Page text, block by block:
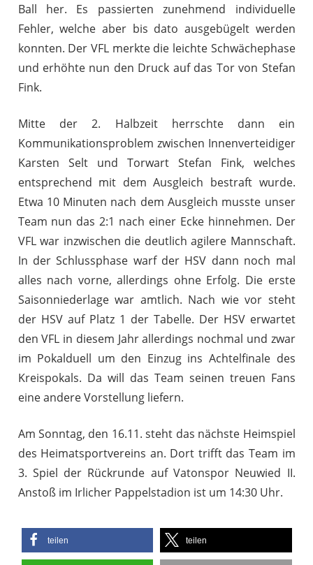
Ball her. Es passierten zunehmend individuelle
Fehler, welche aber bis dato ausgebügelt werden
konnten. Der VFL merkte die leichte Schwächephase
und erhöhte nun den Druck auf das Tor von Stefan
Fink.
Mitte der 2. Halbzeit herrschte dann ein
Kommunikationsproblem zwischen Innenverteidiger
Karsten Selt und Torwart Stefan Fink, welches
entsprechend mit dem Ausgleich bestraft wurde.
Etwa 10 Minuten nach dem Ausgleich musste unser
Team nun das 2:1 nach einer Ecke hinnehmen. Der
VFL war inzwischen die deutlich agilere Mannschaft.
In der Schlussphase warf der HSV dann noch mal
alles nach vorne, allerdings ohne Erfolg. Die erste
Saisonniederlage war amtlich. Nach wie vor steht
der HSV auf Platz 1 der Tabelle. Der HSV erwartet
den VFL in diesem Jahr allerdings nochmal und zwar
im Pokalduell um den Einzug ins Achtelfinale des
Kreispokals. Da will das Team seinen treuen Fans
eine andere Vorstellung liefern.
Am Sonntag, den 16.11. steht das nächste Heimspiel
des Heimatsportvereins an. Dort trifft das Team im
3. Spiel der Rückrunde auf Vatonspor Neuwied II.
Anstoß im Irlicher Pappelstadion ist um 14:30 Uhr.
teilen teilen